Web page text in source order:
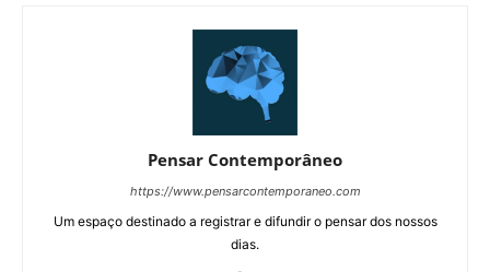
Pensar Contemporâneo
https://www.pensarcontemporaneo.com
Um espaço destinado a registrar e difundir o pensar dos nossos
dias.